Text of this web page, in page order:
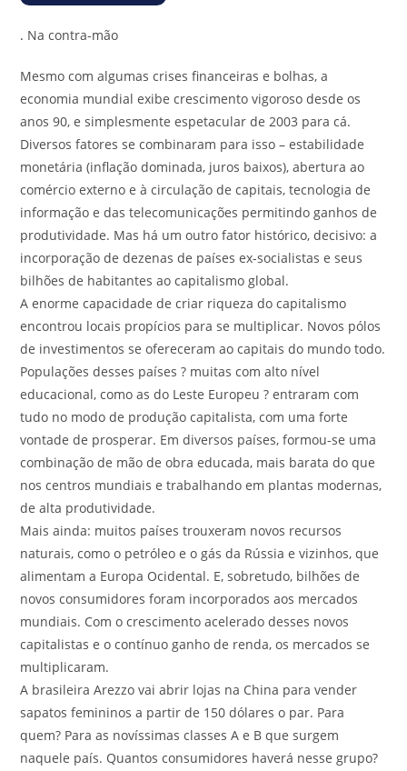
. Na contra-mão
Mesmo com algumas crises financeiras e bolhas, a
economia mundial exibe crescimento vigoroso desde os
anos 90, e simplesmente espetacular de 2003 para cá.
Diversos fatores se combinaram para isso – estabilidade
monetária (inflação dominada, juros baixos), abertura ao
comércio externo e à circulação de capitais, tecnologia de
informação e das telecomunicações permitindo ganhos de
produtividade. Mas há um outro fator histórico, decisivo: a
incorporação de dezenas de países ex-socialistas e seus
bilhões de habitantes ao capitalismo global.
A enorme capacidade de criar riqueza do capitalismo
encontrou locais propícios para se multiplicar. Novos pólos
de investimentos se ofereceram ao capitais do mundo todo.
Populações desses países ? muitas com alto nível
educacional, como as do Leste Europeu ? entraram com
tudo no modo de produção capitalista, com uma forte
vontade de prosperar. Em diversos países, formou-se uma
combinação de mão de obra educada, mais barata do que
nos centros mundiais e trabalhando em plantas modernas,
de alta produtividade.
Mais ainda: muitos países trouxeram novos recursos
naturais, como o petróleo e o gás da Rússia e vizinhos, que
alimentam a Europa Ocidental. E, sobretudo, bilhões de
novos consumidores foram incorporados aos mercados
mundiais. Com o crescimento acelerado desses novos
capitalistas e o contínuo ganho de renda, os mercados se
multiplicaram.
A brasileira Arezzo vai abrir lojas na China para vender
sapatos femininos a partir de 150 dólares o par. Para
quem? Para as novíssimas classes A e B que surgem
naquele país. Quantos consumidores haverá nesse grupo?